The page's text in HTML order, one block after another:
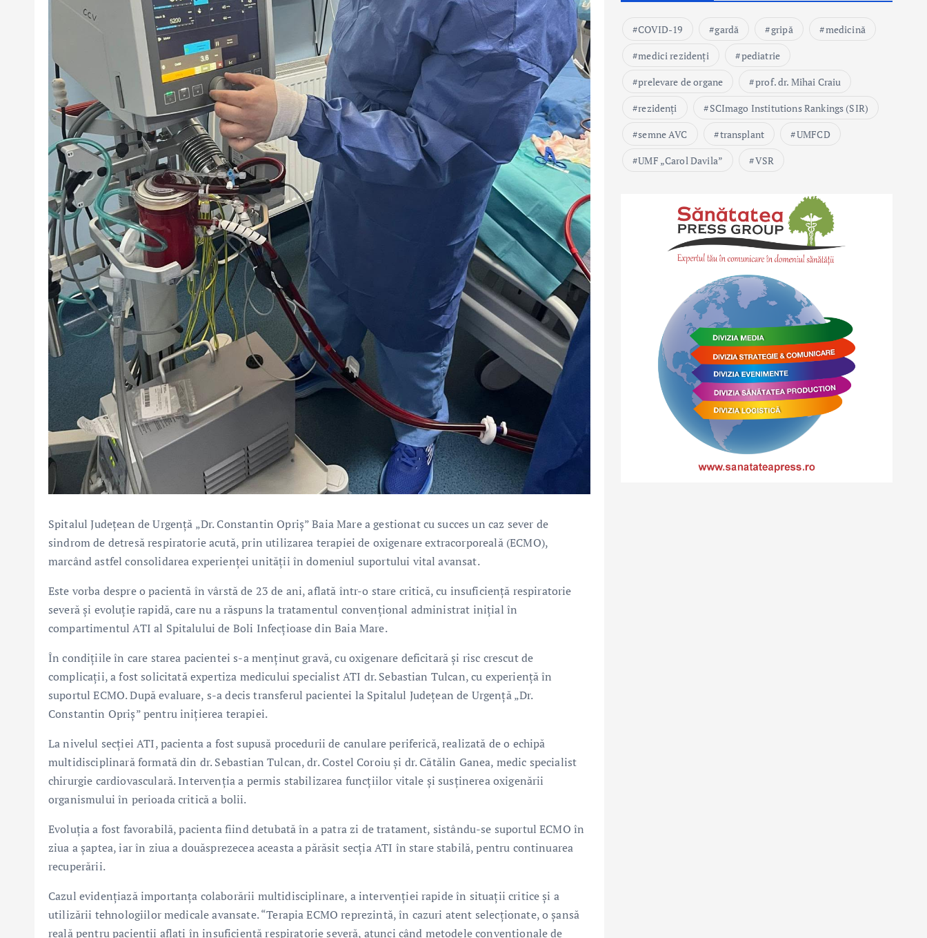
Spitalul Județean de Urgență „Dr. Constantin Opriș” Baia Mare a gestionat cu succes un caz sever de
sindrom de detresă respiratorie acută, prin utilizarea terapiei de oxigenare extracorporeală (ECMO),
marcând astfel consolidarea experienței unității în domeniul suportului vital avansat.
Este vorba despre o pacientă în vârstă de 23 de ani, aflată într-o stare critică, cu insuficiență respiratorie
severă și evoluție rapidă, care nu a răspuns la tratamentul convențional administrat inițial în
compartimentul ATI al Spitalului de Boli Infecțioase din Baia Mare.
În condițiile în care starea pacientei s-a menținut gravă, cu oxigenare deficitară și risc crescut de
complicații, a fost solicitată expertiza medicului specialist ATI dr. Sebastian Tulcan, cu experiență în
suportul ECMO. După evaluare, s-a decis transferul pacientei la Spitalul Județean de Urgență „Dr.
Constantin Opriș” pentru inițierea terapiei.
La nivelul secției ATI, pacienta a fost supusă procedurii de canulare periferică, realizată de o echipă
multidisciplinară formată din dr. Sebastian Tulcan, dr. Costel Coroiu și dr. Cătălin Ganea, medic specialist
chirurgie cardiovasculară. Intervenția a permis stabilizarea funcțiilor vitale și susținerea oxigenării
organismului în perioada critică a bolii.
Evoluția a fost favorabilă, pacienta fiind detubată în a patra zi de tratament, sistându-se suportul ECMO în
ziua a șaptea, iar în ziua a douăsprezecea aceasta a părăsit secția ATI în stare stabilă, pentru continuarea
recuperării.
Cazul evidențiază importanța colaborării multidisciplinare, a intervenției rapide în situații critice și a
utilizării tehnologiilor medicale avansate. “Terapia ECMO reprezintă, în cazuri atent selecționate, o șansă
reală pentru pacienții aflați în insuficiență respiratorie severă, atunci când metodele convenționale de
COVID-19 gardă gripă
medicină
medici rezidenți
pediatrie
prelevare de organe
prof. dr. Mihai Craiu
rezidenți
SCImago Institutions Rankings (SIR)
semne AVC
transplant
UMFCD
UMF „Carol Davila”
VSR